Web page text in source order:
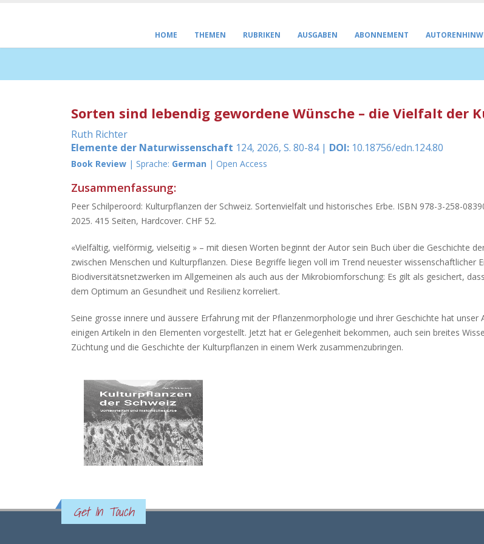
HOME THEMEN RUBRIKEN AUSGABEN ABONNEMENT
Sorten sind lebendig gewordene Wünsche – die Vielfalt der
Ruth Richter
Elemente der Naturwissenschaft 124, 2026, S. 80-84 | DOI: 10.18756/edn.124.80
Book Review | Sprache: German | Open Access
Zusammenfassung:
Peer Schilperoord: Kulturpflanzen der Schweiz. Sortenvielfalt und historisches Erbe. ISBN 978-3-258-
2025. 415 Seiten, Hardcover. CHF 52.
«Vielfältig, vielförmig, vielseitig » – mit diesen Worten beginnt der Autor sein Buch über die Geschichte
zwischen Menschen und Kulturpflanzen. Diese Begriffe liegen voll im Trend neuester wissenschaftlicher
Biodiversitätsnetzwerken im Allgemeinen als auch aus der Mikrobiomforschung: Es gilt als gesichert,
dem Optimum an Gesundheit und Resilienz korreliert.
Seine grosse innere und äussere Erfahrung mit der Pflanzenmorphologie und ihrer Geschichte hat unser
einigen Artikeln in den Elementen vorgestellt. Jetzt hat er Gelegenheit bekommen, auch sein breites
Züchtung und die Geschichte der Kulturpflanzen in einem Werk zusammenzubringen.
Get In Touch